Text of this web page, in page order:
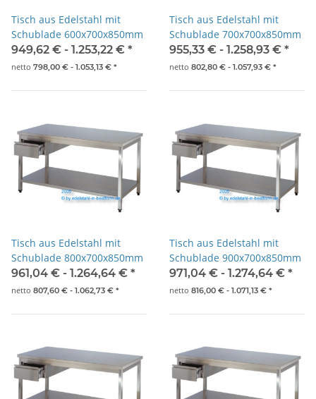
Tisch aus Edelstahl mit
Schublade 600x700x850mm
949,62 € - 1.253,22 € *
netto 798,00 € - 1.053,13 € *
Tisch aus Edelstahl mit
Schublade 700x700x850mm
955,33 € - 1.258,93 € *
netto 802,80 € - 1.057,93 € *
Tisch aus Edelstahl mit
Schublade 800x700x850mm
961,04 € - 1.264,64 € *
netto 807,60 € - 1.062,73 € *
Tisch aus Edelstahl mit
Schublade 900x700x850mm
971,04 € - 1.274,64 € *
netto 816,00 € - 1.071,13 € *